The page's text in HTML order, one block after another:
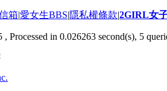
箱|愛女生BBS|隱私權條款|2GIRL女
, Processed in 0.026263 second(s), 5